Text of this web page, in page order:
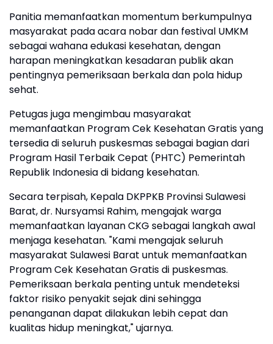
Panitia memanfaatkan momentum berkumpulnya
masyarakat pada acara nobar dan festival UMKM
sebagai wahana edukasi kesehatan, dengan
harapan meningkatkan kesadaran publik akan
pentingnya pemeriksaan berkala dan pola hidup
sehat.
Petugas juga mengimbau masyarakat
memanfaatkan Program Cek Kesehatan Gratis yang
tersedia di seluruh puskesmas sebagai bagian dari
Program Hasil Terbaik Cepat (PHTC) Pemerintah
Republik Indonesia di bidang kesehatan.
Secara terpisah, Kepala DKPPKB Provinsi Sulawesi
Barat, dr. Nursyamsi Rahim, mengajak warga
memanfaatkan layanan CKG sebagai langkah awal
menjaga kesehatan. "Kami mengajak seluruh
masyarakat Sulawesi Barat untuk memanfaatkan
Program Cek Kesehatan Gratis di puskesmas.
Pemeriksaan berkala penting untuk mendeteksi
faktor risiko penyakit sejak dini sehingga
penanganan dapat dilakukan lebih cepat dan
kualitas hidup meningkat," ujarnya.